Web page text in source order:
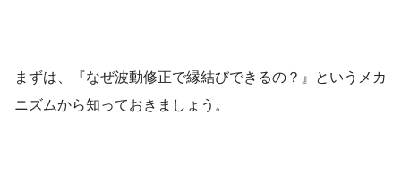
まずは、『なぜ波動修正で縁結びできるの？』というメカ
ニズムから知っておきましょう。